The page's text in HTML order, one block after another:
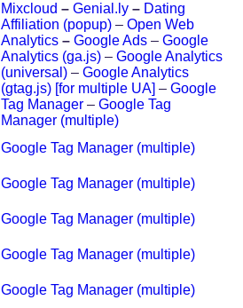
Mixcloud – Genial.ly – Dating
Affiliation (popup) – Open Web
Analytics – Google Ads – Google
Analytics (ga.js) – Google Analytics
(universal) – Google Analytics
(gtag.js) [for multiple UA] – Google
Tag Manager – Google Tag
Manager (multiple)
Google Tag Manager (multiple)
Google Tag Manager (multiple)
Google Tag Manager (multiple)
Google Tag Manager (multiple)
Google Tag Manager (multiple)